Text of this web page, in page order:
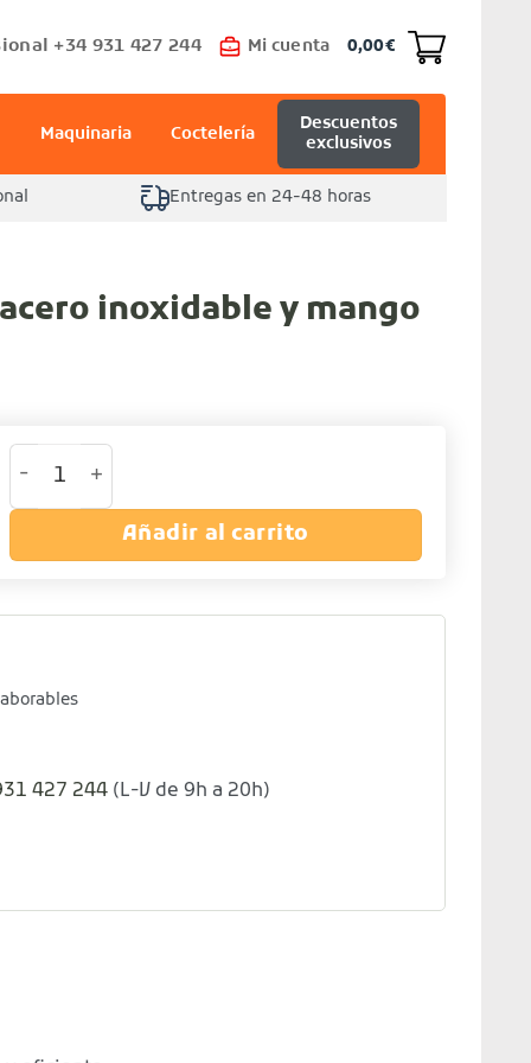
+34 931 427 244 Mi cuenta 0,00€
Maquinaria Coctelería
Descuentos
exclusivos
Entregas en 24-48 horas
inoxidable y mango
Pala helado de acero inoxidable y mango de
Añadir al carrito
427 244 (L-V de 9h a 20h)